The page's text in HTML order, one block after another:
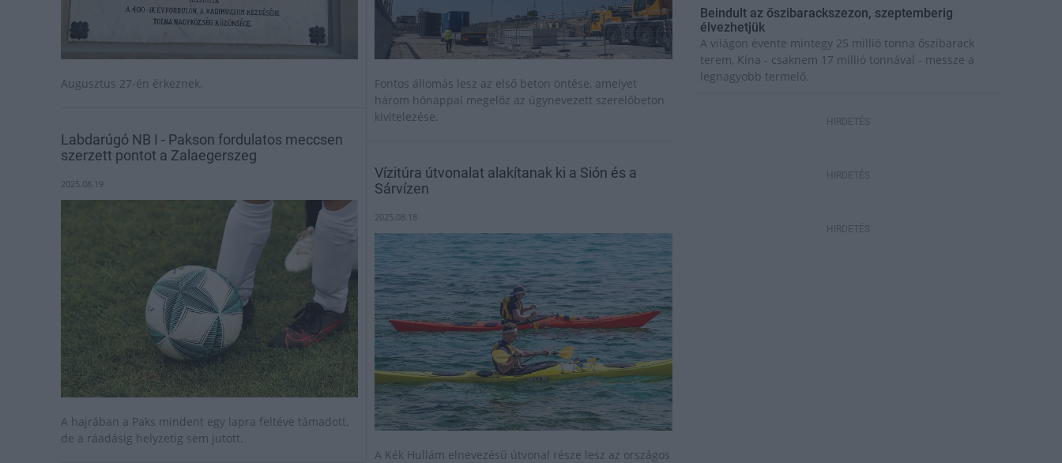
Augusztus 27-én érkeznek.
Labdarúgó NB I - Pakson fordulatos meccsen
szerzett pontot a Zalaegerszeg
2025.08.19
A hajrában a Paks mindent egy lapra feltéve támadott,
de a ráadásig helyzetig sem jutott.
Fontos állomás lesz az első beton öntése, amelyet
három hónappal megelőz az úgynevezett szerelőbeton
kivitelezése.
Vízitúra útvonalat alakítanak ki a Sión és a
Sárvízen
2025.08.18
A Kék Hullám elnevezésű útvonal része lesz az országos
Beindult az őszibarackszezon, szeptemberig
élvezhetjük
A világon évente mintegy 25 millió tonna őszibarack
terem, Kína - csaknem 17 millió tonnával - messze a
legnagyobb termelő.
HIRDETÉS
HIRDETÉS
HIRDETÉS